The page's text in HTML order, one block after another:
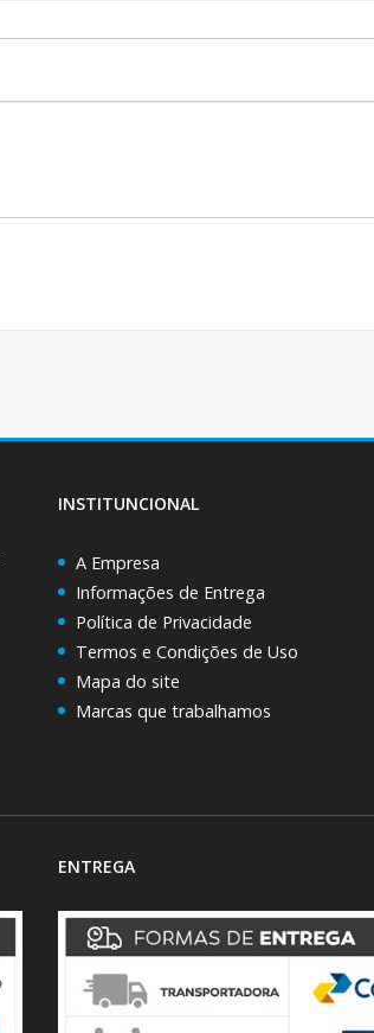
INSTITUNCIONAL
A Empresa
Informações de Entrega
Política de Privacidade
Termos e Condições de Uso
Mapa do site
Marcas que trabalhamos
ENTREGA